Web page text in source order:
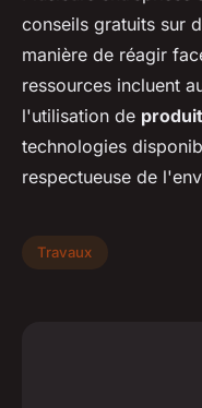
conseils gratuits sur
manière de réagir
ressources incluent
l'utilisation de
technologies
respectueuse de
Travaux